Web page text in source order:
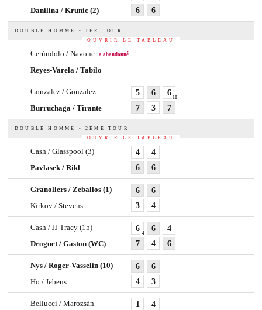
Danilina / Krunic (2)
6
6
DOUBLE HOMME - 1ER TOUR
OUVRIR LE TABLEAU
Cerúndolo / Navone a abandonné
Reyes-Varela / Tabilo
Gonzalez / Gonzalez
Burruchaga / Tirante
5
7
6
3
6
10
7
DOUBLE HOMME - 2ÈME TOUR
OUVRIR LE TABLEAU
Cash / Glasspool (3)
Pavlasek / Rikl
4
6
4
6
Granollers / Zeballos (1)
Kirkov / Stevens
6
3
6
4
Cash / JJ Tracy (15)
Droguet / Gaston (WC)
6
4
7
6
4
4
6
Nys / Roger-Vasselin (10)
Ho / Jebens
6
4
6
3
Bellucci / Marozsán 1 4